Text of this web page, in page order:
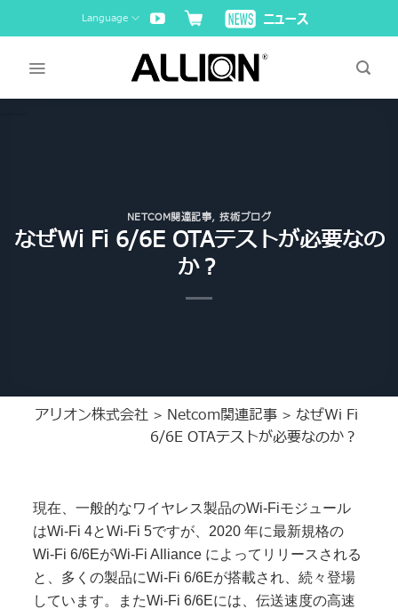
to
Language
NETCOM関連記事,技術ブログ
なぜWi Fi 6/6E OTAテストが必要なの
か？
アリオン株式会社 > Netcom関連記事 > なぜWi Fi
6/6E OTAテストが必要なのか？
現在、一般的なワイヤレス製品のWi-Fiモジュール
はWi-Fi 4とWi-Fi 5ですが、2020 年に最新規格の
Wi-Fi 6/6EがWi-Fi Alliance によってリリースされる
と、多くの製品にWi-Fi 6/6Eが搭載され、続々登場
しています。またWi-Fi 6/6Eには、伝送速度の高速